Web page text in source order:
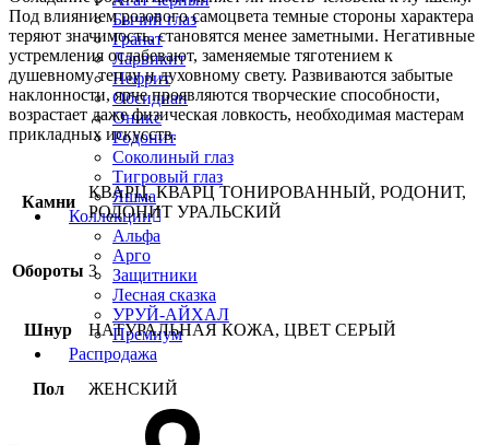
Бычий глаз
Гранат
Ларвикит
Нефрит
Обсидиан
Оникс
Родонит
Соколиный глаз
Тигровый глаз
Яшма
Коллекции
Альфа
Арго
Защитники
Лесная сказка
УРУЙ-АЙХАЛ
Премиум
Распродажа
Под влиянием розового самоцвета темные стороны характера
теряют значимость, становятся менее заметными. Негативные
устремления ослабевают, заменяемые тяготением к
душевному теплу и духовному свету. Развиваются забытые
наклонности, ярче проявляются творческие способности,
возрастает даже физическая ловкость, необходимая мастерам
прикладных искусств.
Камни
КВАРЦ, КВАРЦ ТОНИРОВАННЫЙ, РОДОНИТ,
РОДОНИТ УРАЛЬСКИЙ
Обороты 3
Шнур НАТУРАЛЬНАЯ КОЖА, ЦВЕТ СЕРЫЙ
Пол ЖЕНСКИЙ